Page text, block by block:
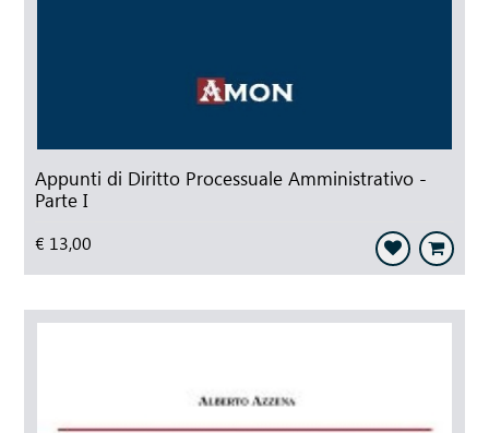
Appunti di Diritto Processuale Amministrativo -
Parte I
€ 13,00